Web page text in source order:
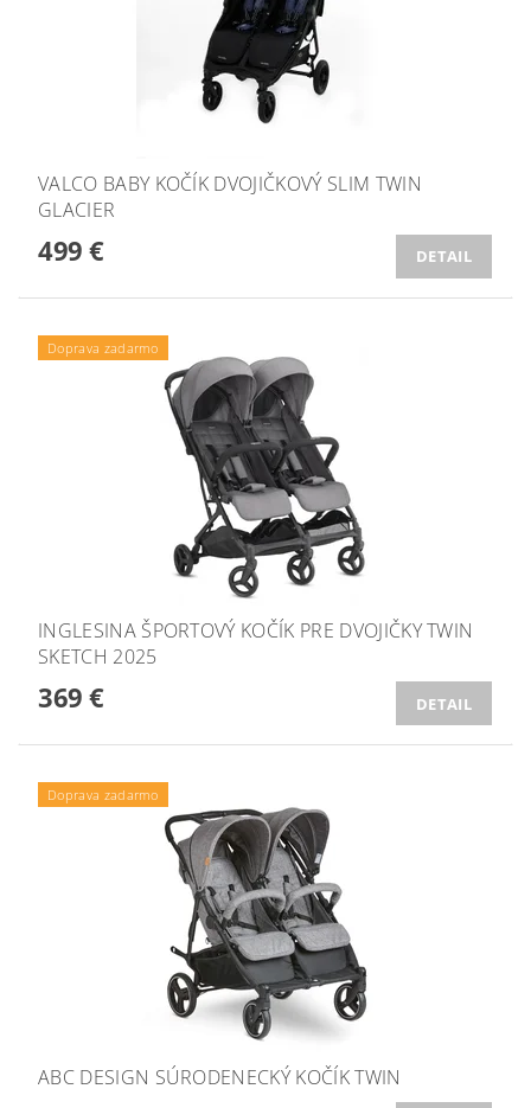
VALCO BABY KOČÍK DVOJIČKOVÝ SLIM TWIN
GLACIER
499 € DETAIL
Doprava zadarmo
INGLESINA ŠPORTOVÝ KOČÍK PRE DVOJIČKY TWIN
SKETCH 2025
369 € DETAIL
Doprava zadarmo
ABC DESIGN SÚRODENECKÝ KOČÍK TWIN